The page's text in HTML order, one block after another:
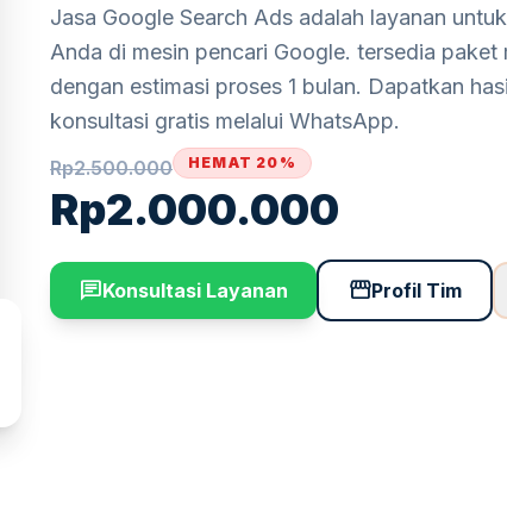
Jasa Google Search Ads adalah layanan
Anda di mesin pencari Google. tersedia
dengan estimasi proses 1 bulan. Dapatkan
konsultasi gratis melalui WhatsApp.
Rp2.500.000
Rp2.000.000
HEMAT 20%
chatKonsultasi Layanan storefrontProfil Tim